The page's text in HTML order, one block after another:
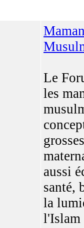
Le
les
aussi
santé,
la